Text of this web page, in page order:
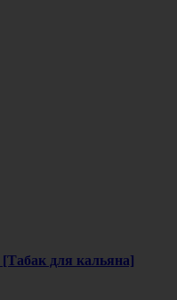
[Табак для кальяна]